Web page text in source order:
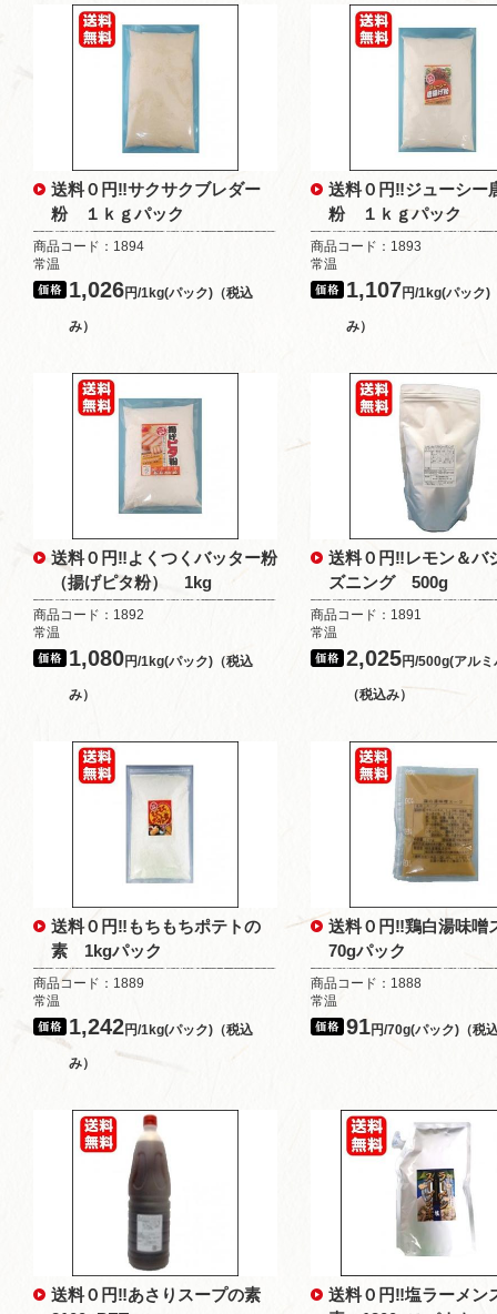
送料０円‼サクサクブレダー
粉 １ｋｇパック
商品コード：1894
常温
1,026円/1kg(パック)（税込
み）
送料０円‼ジューシー
粉 １ｋｇパック
商品コード：1893
常温
1,107円/1kg(パック)
み）
送料０円‼よくつくバッター粉
（揚げピタ粉） 1kg
商品コード：1892
常温
1,080円/1kg(パック)（税込
み）
送料０円‼レモン＆バ
ズニング 500g
商品コード：1891
常温
2,025円/500g(アル
（税込み）
送料０円‼もちもちポテトの
素 1kgパック
商品コード：1889
常温
1,242円/1kg(パック)（税込
み）
送料０円‼鶏白湯味
70gパック
商品コード：1888
常温
91円/70g(パック)（税
送料０円‼あさりスープの素
送料０円‼塩ラーメン